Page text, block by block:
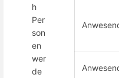
h
Per
son
en
wer
de